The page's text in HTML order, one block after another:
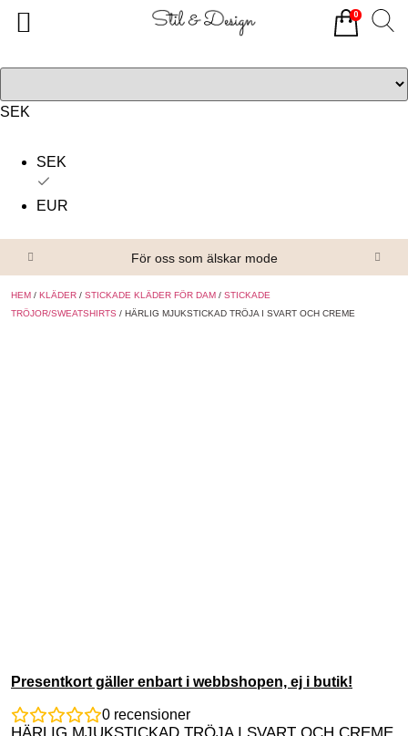
SEK
SEK
EUR
För oss som älskar mode
HEM / KLÄDER / STICKADE KLÄDER FÖR DAM / STICKADE
TRÖJOR/SWEATSHIRTS / HÄRLIG MJUKSTICKAD TRÖJA I SVART OCH CREME
Presentkort gäller enbart i webbshopen, ej i butik!
0 recensioner
0
Alla produkter
Om oss